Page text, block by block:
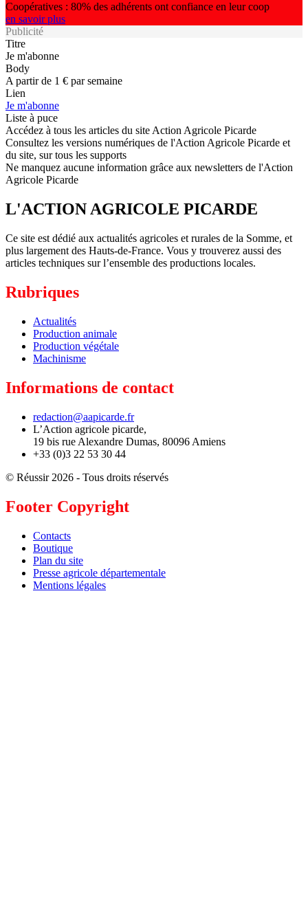
Coopératives : 80% des adhérents ont confiance en leur coop
en savoir plus
Publicité
Titre
Je m'abonne
Body
A partir de 1 € par semaine
Lien
Je m'abonne
Liste à puce
Accédez à tous les articles du site Action Agricole Picarde
Consultez les versions numériques de l'Action Agricole Picarde et
du site, sur tous les supports
Ne manquez aucune information grâce aux newsletters de l'Action
Agricole Picarde
L'ACTION AGRICOLE PICARDE
Ce site est dédié aux actualités agricoles et rurales de la Somme, et
plus largement des Hauts-de-France. Vous y trouverez aussi des
articles techniques sur l’ensemble des productions locales.
Rubriques
Actualités
Production animale
Production végétale
Machinisme
Informations de contact
redaction@aapicarde.fr
L’Action agricole picarde,
19 bis rue Alexandre Dumas, 80096 Amiens
+33 (0)3 22 53 30 44
© Réussir 2026 - Tous droits réservés
Footer Copyright
Contacts
Boutique
Plan du site
Presse agricole départementale
Mentions légales